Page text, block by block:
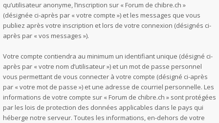
qu’utilisateur anonyme, l’inscription sur « Forum de chibre.ch »
(désignée ci-après par « votre compte ») et les messages que vous
publiez après votre inscription et lors de votre connexion (désignés ci-
après par « vos messages »).
Votre compte contiendra au minimum un identifiant unique (désigné ci-
après par « votre nom d’utilisateur ») et un mot de passe personnel
vous permettant de vous connecter à votre compte (désigné ci-après
par « votre mot de passe ») et une adresse de courriel personnelle. Les
informations de votre compte sur « Forum de chibre.ch » sont protégées
par les lois de protection des données applicables dans le pays qui
héberge notre serveur. Toutes les informations, en-dehors de votre